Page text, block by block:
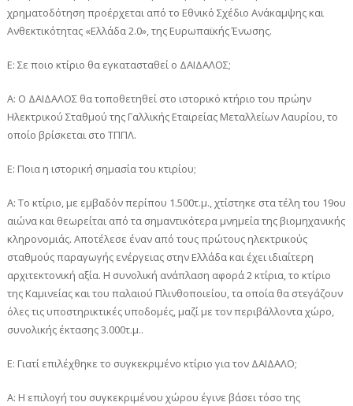
χρηματοδότηση προέρχεται από το Εθνικό Σχέδιο Ανάκαμψης και
Ανθεκτικότητας «Ελλάδα 2.0», της Ευρωπαϊκής Ένωσης.
Ε: Σε ποιο κτίριο θα εγκατασταθεί ο ΔΑΙΔΑΛΟΣ;
Α: Ο ΔΑΙΔΑΛΟΣ θα τοποθετηθεί στο ιστορικό κτήριο του πρώην
Ηλεκτρικού Σταθμού της Γαλλικής Εταιρείας Μεταλλείων Λαυρίου, το
οποίο βρίσκεται στο ΤΠΠΛ.
Ε: Ποια η ιστορική σημασία του κτιρίου;
A: Το κτίριο, με εμβαδόν περίπου 1.500τ.μ., χτίστηκε στα τέλη του 19ου
αιώνα και θεωρείται από τα σημαντικότερα μνημεία της βιομηχανικής
κληρονομιάς. Αποτέλεσε έναν από τους πρώτους ηλεκτρικούς
σταθμούς παραγωγής ενέργειας στην Ελλάδα και έχει ιδιαίτερη
αρχιτεκτονική αξία. Η συνολική ανάπλαση αφορά 2 κτίρια, το κτίριο
της Καμινείας και του παλαιού Πλινθοποιείου, τα οποία θα στεγάζουν
όλες τις υποστηρικτικές υποδομές, μαζί με τον περιβάλλοντα χώρο,
συνολικής έκτασης 3.000τ.μ..
Ε: Γιατί επιλέχθηκε το συγκεκριμένο κτίριο για τον ΔΑΙΔΑΛΟ;
A: Η επιλογή του συγκεκριμένου χώρου έγινε βάσει τόσο της